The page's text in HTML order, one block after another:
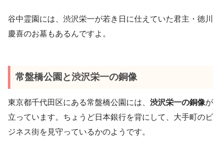
谷中霊園には、渋沢栄一が若き日に仕えていた君主・徳川
慶喜のお墓もあるんですよ。
常盤橋公園と渋沢栄一の銅像
東京都千代田区にある常盤橋公園には、 渋沢栄一の銅像が
立っています。ちょうど日本銀行を背にして、大手町のビ
ジネス街を見守っているかのようです。